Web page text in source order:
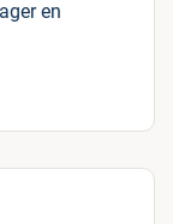
en